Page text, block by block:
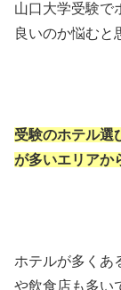
山口大学受験で
良いのか悩むと
受験のホテル選
が多いエリアか
ホテルが多くあ
や飲食店も多い